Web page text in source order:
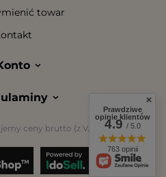
towar
ceny brutto (z VAT).
Prawdziwe
opinie klientów
4.9/ 5.0
763 opinii